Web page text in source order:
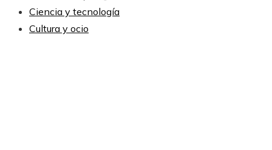
Ciencia y tecnología
Cultura y ocio